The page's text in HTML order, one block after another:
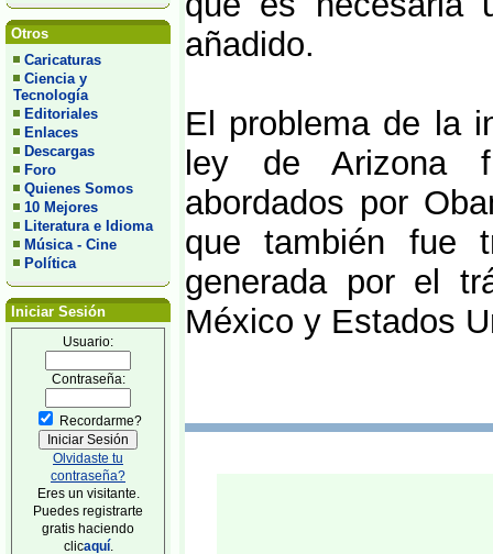
Otros
Caricaturas
Ciencia y
Tecnología
Editoriales
Enlaces
Descargas
Foro
Quienes Somos
10 Mejores
Literatura e Idioma
Música - Cine
Política
Iniciar Sesión
Usuario:
Contraseña:
Recordarme?
Olvidaste tu
contraseña?
Eres un visitante.
Puedes registrarte
gratis haciendo
clicaquí.
añadido.
El problema de la
ley de Arizona
abordados por
que también fue
generada por el
México y Estados